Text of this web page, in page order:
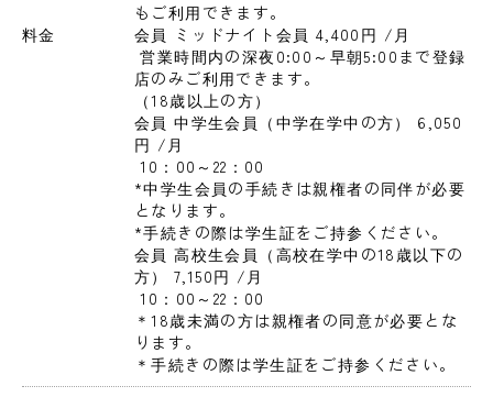
料金
もご利用できます。
会員 ミッドナイト会員 4,400円 /月
営業時間内の深夜0:00～早朝5:00まで登録
店のみご利用できます。
（18歳以上の方）
会員 中学生会員（中学在学中の方） 6,050
円 /月
10：00～22：00
*中学生会員の手続きは親権者の同伴が必要
となります。
*手続きの際は学生証をご持参ください。
会員 高校生会員（高校在学中の18歳以下の
方） 7,150円 /月
10：00～22：00
＊18歳未満の方は親権者の同意が必要とな
ります。
＊手続きの際は学生証をご持参ください。